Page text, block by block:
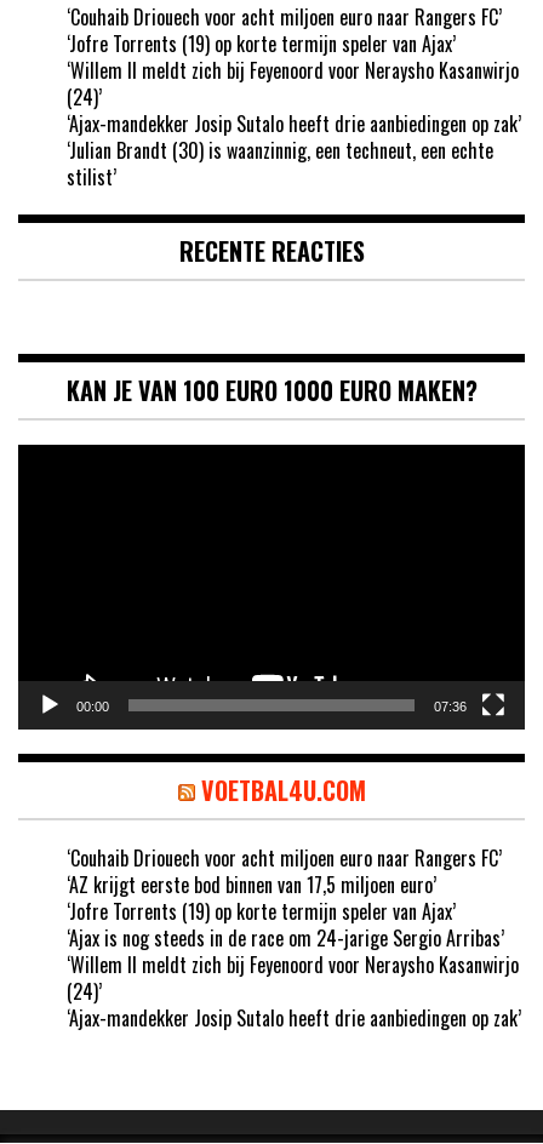
‘Couhaib Driouech voor acht miljoen euro naar Rangers FC’
‘Jofre Torrents (19) op korte termijn speler van Ajax’
‘Willem II meldt zich bij Feyenoord voor Neraysho Kasanwirjo
(24)’
‘Ajax-mandekker Josip Sutalo heeft drie aanbiedingen op zak’
‘Julian Brandt (30) is waanzinnig, een techneut, een echte
stilist’
RECENTE REACTIES
KAN JE VAN 100 EURO 1000 EURO MAKEN?
00:00 07:36
VOETBAL4U.COM
‘Couhaib Driouech voor acht miljoen euro naar Rangers FC’
‘AZ krijgt eerste bod binnen van 17,5 miljoen euro’
‘Jofre Torrents (19) op korte termijn speler van Ajax’
‘Ajax is nog steeds in de race om 24-jarige Sergio Arribas’
‘Willem II meldt zich bij Feyenoord voor Neraysho Kasanwirjo
(24)’
‘Ajax-mandekker Josip Sutalo heeft drie aanbiedingen op zak’